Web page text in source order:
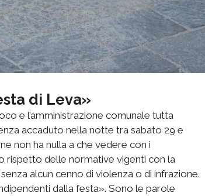
di Leva»
e l’amministrazione comunale tutta
accaduto nella notte tra sabato 29 e
non ha nulla a che vedere con i
rispetto delle normative vigenti con la
alcun cenno di violenza o di infrazione.
dalla festa». Sono le parole